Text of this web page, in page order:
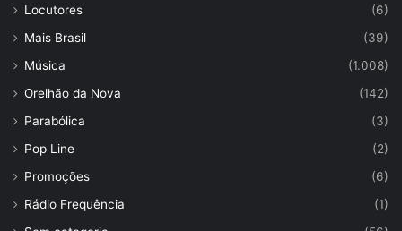
Locutores
(6)
Mais Brasil
(39)
Música
(1.008)
Orelhão da Nova
(142)
Parabólica
(3)
Pop Line
(2)
Promoções
(6)
Rádio Frequência
(1)